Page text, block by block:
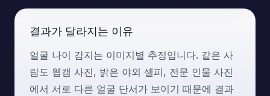
결과가 달라지는 이유
얼굴 나이 감지는 이미지별 추정입니다. 같은 사
람도 웹캠 사진, 밝은 야외 셀피, 전문 인물 사진
에서 서로 다른 얼굴 단서가 보이기 때문에 결과